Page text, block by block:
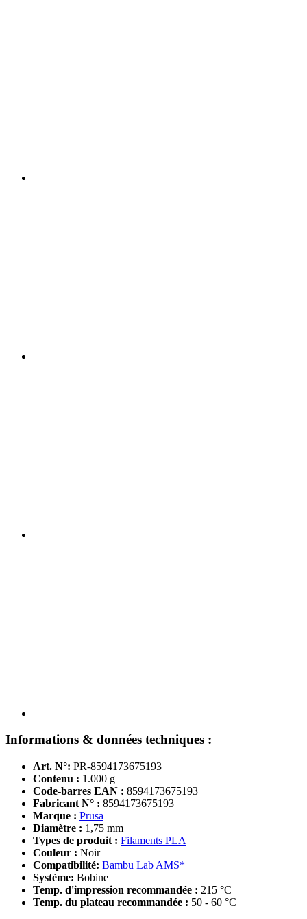
Informations & données techniques :
Art. N°: PR-8594173675193
Contenu : 1.000 g
Code-barres EAN : 8594173675193
Fabricant N° : 8594173675193
Marque : Prusa
Diamètre : 1,75 mm
Types de produit : Filaments PLA
Couleur : Noir
Compatibilité: Bambu Lab AMS*
Système: Bobine
Temp. d'impression recommandée : 215 °C
Temp. du plateau recommandée : 50 - 60 °C